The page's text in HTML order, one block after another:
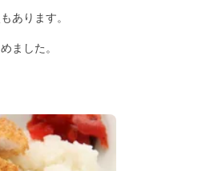
あります。
ました。